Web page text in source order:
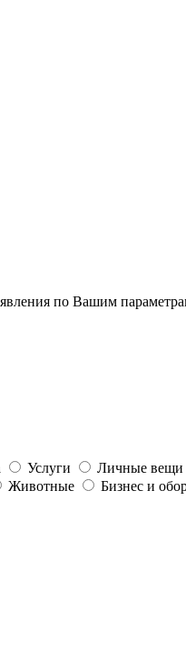
по Вашим
Услуги Личные вещи
Животные
Бизнес и